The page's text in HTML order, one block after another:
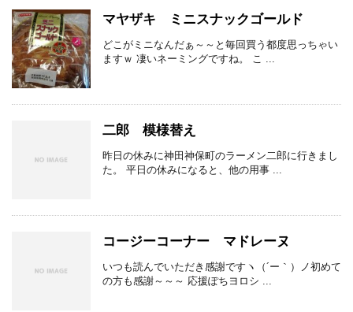
マヤザキ ミニスナックゴールド
どこがミニなんだぁ～～と毎回買う都度思っちゃい
ますｗ 凄いネーミングですね。 こ ...
二郎 模様替え
昨日の休みに神田神保町のラーメン二郎に行きまし
た。 平日の休みになると、他の用事 ...
コージーコーナー マドレーヌ
いつも読んでいただき感謝ですヽ（´ー｀）ノ初めて
の方も感謝～～～ 応援ぽちヨロシ ...